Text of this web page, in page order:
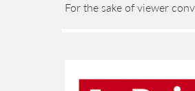
For the sake of viewer